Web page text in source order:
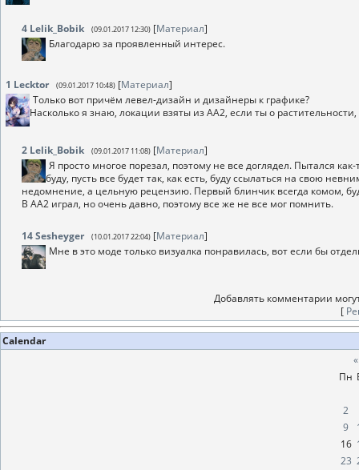
4 Lelik_Bobik (09.01.2017 12:30) [Материал]
Благодарю за проявленный интерес.
1 Lecktor (09.01.2017 10:48) [Материал]
Только вот причём левел-дизайн и дизайнеры к графике?
Насколько я знаю, локации взяты из АА2, если ты о
2 Lelik_Bobik (09.01.2017 11:08) [Материал]
Я просто многое порезал, поэтому не все доглядел. Пытался
буду, пусть все будет так, как есть, буду ссылаться на свою
недомнение, а цельную рецензию. Первый блинчик всегда комом,
В АА2 играл, но очень давно, поэтому все же не все мог помнить.
14Sesheyger (10.01.2017 22:04) [Материал]
Мне в это моде только визуалка понравилась, вот если бы
Добавлять комментарии
[
Calendar
«
Пн
2
9
16
23